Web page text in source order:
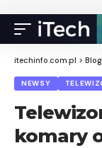
itechinfo.com.pl > Blog
NEWSY
komary